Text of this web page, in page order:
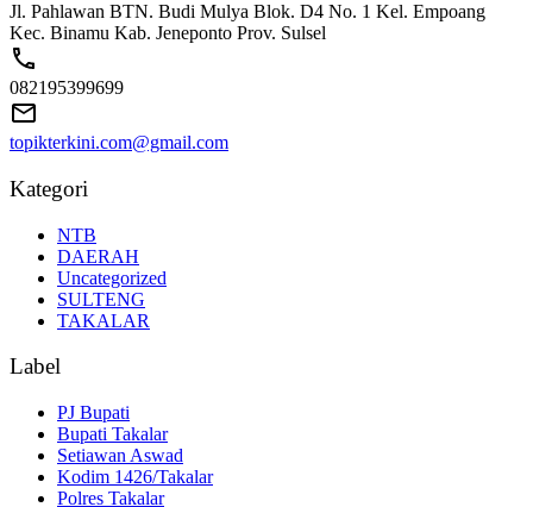
Jl. Pahlawan BTN. Budi Mulya Blok. D4 No. 1 Kel. Empoang
Kec. Binamu Kab. Jeneponto Prov. Sulsel
082195399699
topikterkini.com@gmail.com
Kategori
NTB
DAERAH
Uncategorized
SULTENG
TAKALAR
Label
PJ Bupati
Bupati Takalar
Setiawan Aswad
Kodim 1426/Takalar
Polres Takalar